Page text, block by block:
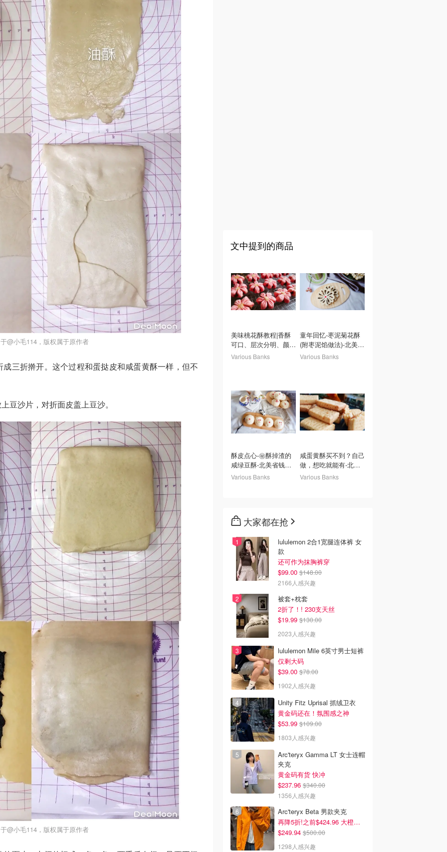
@小毛114，版权属于原作者
三折擀开。这个过程和蛋挞皮和咸蛋黄酥一样，但不
豆沙片，对折面皮盖上豆沙。
@小毛114，版权属于原作者
文中提到的商品
美味桃花酥教程|香酥
可口、层次分明、颜值
爆表的桃花酥，怎么在
Various Banks
童年回忆-枣泥菊花酥
(附枣泥馅做法)-北美省
钱快报攻略
Various Banks
酥皮点心-㊙️酥掉渣的
咸绿豆酥-北美省钱快
报攻略
Various Banks
咸蛋黄酥买不到？自己
做，想吃就能有-北美
省钱快报攻略
Various Banks
大家都在抢
lululemon 2合1宽腿连体裤 女
款
还可作为抹胸裤穿
$99.00 $148.00
2166人感兴趣
被套+枕套
2折了！! 230支天丝
$19.99 $130.00
2023人感兴趣
lululemon Mile 6英寸男士短裤
仅剩大码
$39.00 $78.00
1902人感兴趣
Unity Fitz Uprisal 抓绒卫衣
黄金码还在！氛围感之神
$53.99 $109.00
1803人感兴趣
Arc'teryx Gamma LT 女士连帽
夹克
黄金码有货 快冲
$237.96 $340.00
1356人感兴趣
Arc'teryx Beta 男款夹克
再降5折!之前$424.96 大橙子好显白 蹲补
$249.94 $500.00
1298人感兴趣